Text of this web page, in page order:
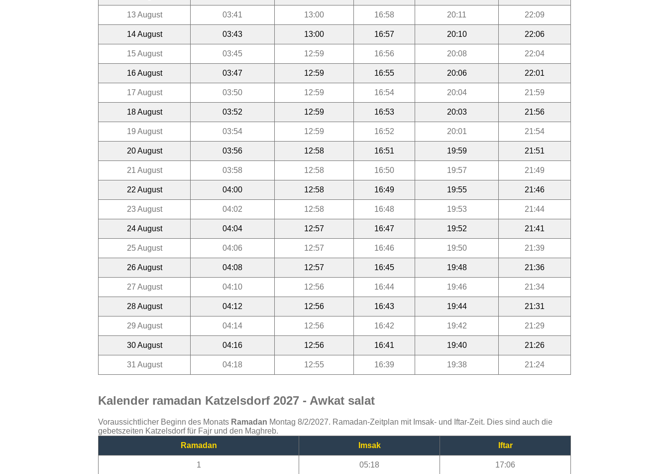
13 August 03:41 13:00 16:58 20:11 22:09
14 August 03:43 13:00 16:57 20:10 22:06
15 August 03:45 12:59 16:56 20:08 22:04
16 August 03:47 12:59 16:55 20:06 22:01
17 August 03:50 12:59 16:54 20:04 21:59
18 August 03:52 12:59 16:53 20:03 21:56
19 August 03:54 12:59 16:52 20:01 21:54
20 August 03:56 12:58 16:51 19:59 21:51
21 August 03:58 12:58 16:50 19:57 21:49
22 August 04:00 12:58 16:49 19:55 21:46
23 August 04:02 12:58 16:48 19:53 21:44
24 August 04:04 12:57 16:47 19:52 21:41
25 August 04:06 12:57 16:46 19:50 21:39
26 August 04:08 12:57 16:45 19:48 21:36
27 August 04:10 12:56 16:44 19:46 21:34
28 August 04:12 12:56 16:43 19:44 21:31
29 August 04:14 12:56 16:42 19:42 21:29
30 August 04:16 12:56 16:41 19:40 21:26
31 August 04:18 12:55 16:39 19:38 21:24
Kalender ramadan Katzelsdorf 2027 - Awkat salat
Voraussichtlicher Beginn des Monats Ramadan Montag 8/2/2027. Ramadan-Zeitplan mit Imsak- und Iftar-Zeit. Dies sind auch die
gebetszeiten Katzelsdorf für Fajr und den Maghreb.
Ramadan
Imsak Iftar
1 05:18 17:06